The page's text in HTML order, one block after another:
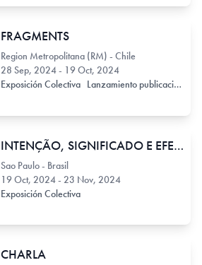
FRAGMENTS
Region Metropolitana (RM) - Chile
28 Sep, 2024 - 19 Oct, 2024
Exposición Colectiva Lanzamiento publicación
INTENÇÃO, SIGNIFICADO E EFEITO a questão por trás da prática
Sao Paulo - Brasil
19 Oct, 2024 - 23 Nov, 2024
Exposición Colectiva
CHARLA